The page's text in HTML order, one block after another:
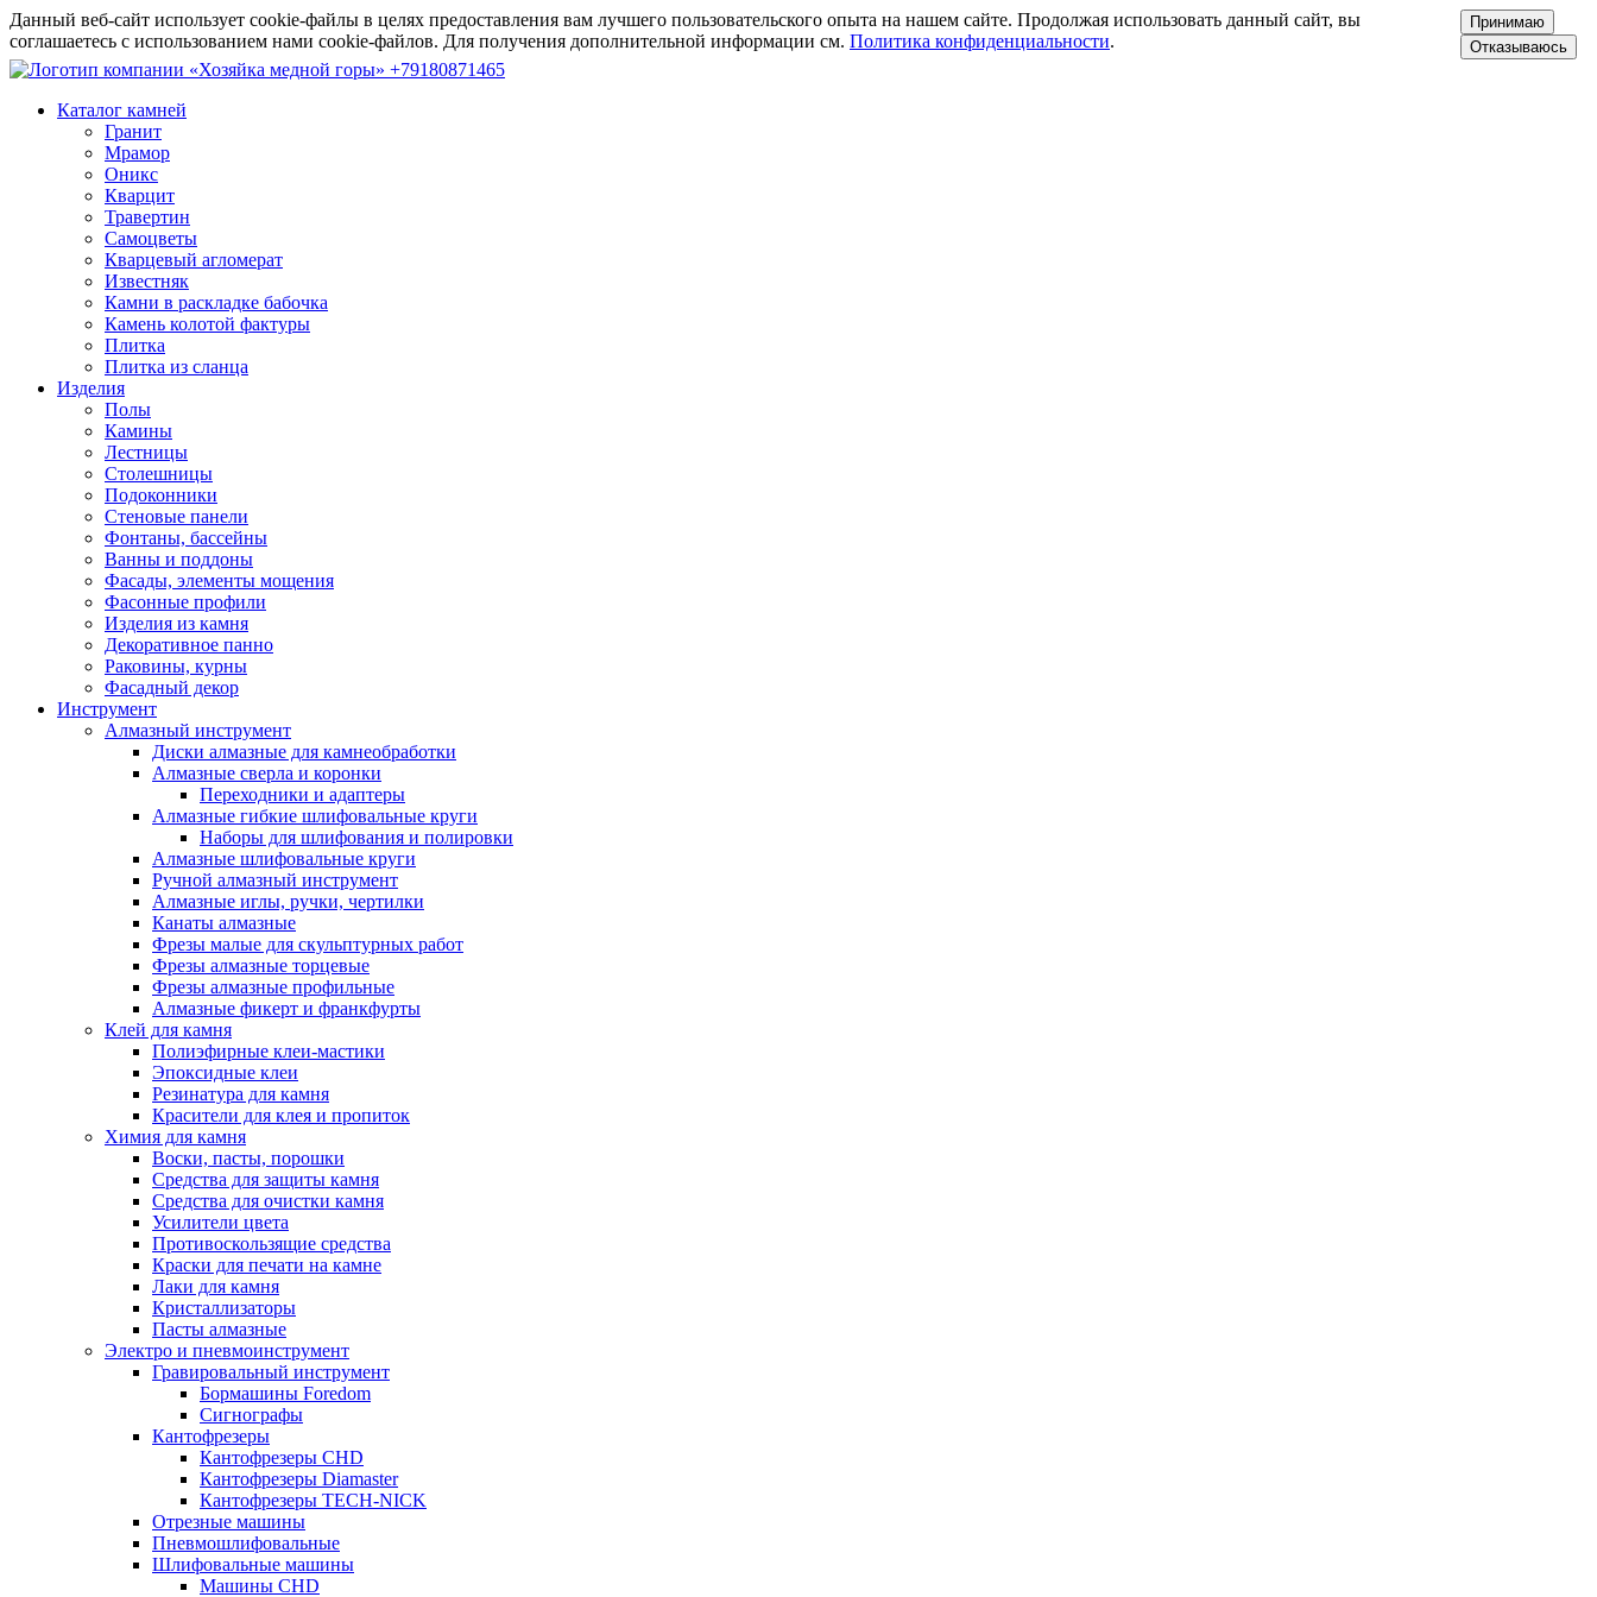
Данный веб-сайт использует cookie-файлы в целях предоставления вам лучшего пользовательского опыта на нашем сайте. Продолжая использовать данный сайт, вы
соглашаетесь с использованием нами cookie-файлов. Для получения дополнительной информации см. Политика конфиденциальности.
Принимаю
Отказываюсь
+79180871465
Каталог камней
Гранит
Мрамор
Оникс
Кварцит
Травертин
Самоцветы
Кварцевый агломерат
Известняк
Камни в раскладке бабочка
Камень колотой фактуры
Плитка
Плитка из сланца
Изделия
Полы
Камины
Лестницы
Столешницы
Подоконники
Стеновые панели
Фонтаны, бассейны
Ванны и поддоны
Фасады, элементы мощения
Фасонные профили
Изделия из камня
Декоративное панно
Раковины, курны
Фасадный декор
Инструмент
Алмазный инструмент
Диски алмазные для камнеобработки
Алмазные сверла и коронки
Переходники и адаптеры
Алмазные гибкие шлифовальные круги
Наборы для шлифования и полировки
Алмазные шлифовальные круги
Ручной алмазный инструмент
Алмазные иглы, ручки, чертилки
Канаты алмазные
Фрезы малые для скульптурных работ
Фрезы алмазные торцевые
Фрезы алмазные профильные
Алмазные фикерт и франкфурты
Клей для камня
Полиэфирные клеи-мастики
Эпоксидные клеи
Резинатура для камня
Красители для клея и пропиток
Химия для камня
Воски, пасты, порошки
Средства для защиты камня
Средства для очистки камня
Усилители цвета
Противоскользящие средства
Краски для печати на камне
Лаки для камня
Кристаллизаторы
Пасты алмазные
Электро и пневмоинструмент
Гравировальный инструмент
Бормашины Foredom
Сигнографы
Кантофрезеры
Кантофрезеры CHD
Кантофрезеры Diamaster
Кантофрезеры TECH-NICK
Отрезные машины
Пневмошлифовальные
Шлифовальные машины
Машины CHD